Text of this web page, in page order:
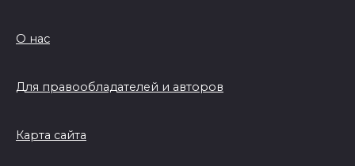
О нас
Для правообладателей и авторов
Карта сайта